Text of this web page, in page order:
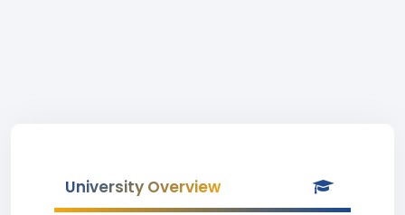
University Overview